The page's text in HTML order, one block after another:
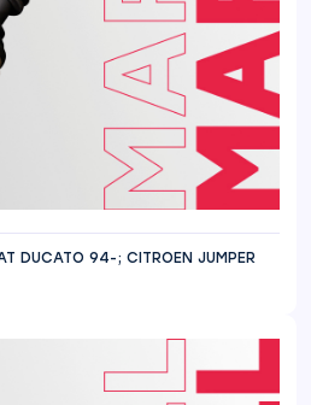
DUCATO 94-; CITROEN JUMPER